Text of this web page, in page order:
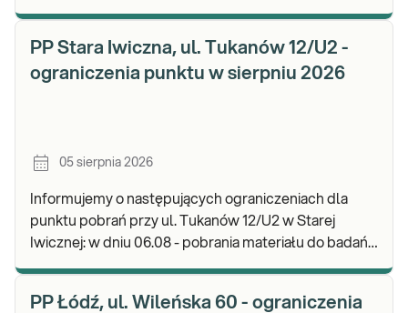
PP Stara Iwiczna, ul. Tukanów 12/U2 -
ograniczenia punktu w sierpniu 2026
05 sierpnia 2026
Informujemy o następujących ograniczeniach dla
punktu pobrań przy ul. Tukanów 12/U2 w Starej
Iwicznej: w dniu 06.08 - pobrania materiału do badań
PP Łódź, ul. Wileńska 60 - ograniczenia